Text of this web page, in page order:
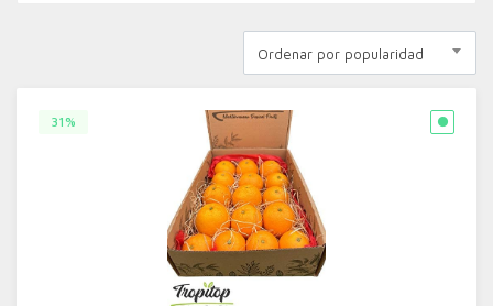
Ordenar por popularidad
31%